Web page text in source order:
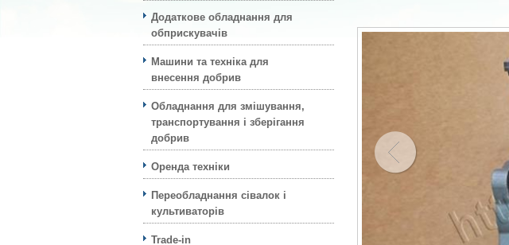
Додаткове обладнання для
обприскувачів
Машини та техніка для
внесення добрив
Обладнання для змішування,
транспортування і зберігання
добрив
Оренда техніки
Переобладнання сівалок і
культиваторів
Trade-in